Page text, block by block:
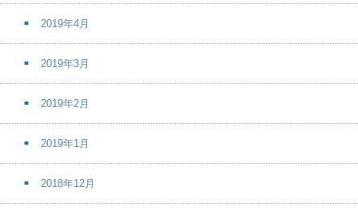
2019年4月
2019年3月
2019年2月
2019年1月
2018年12月